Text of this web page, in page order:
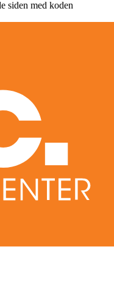
siden med koden